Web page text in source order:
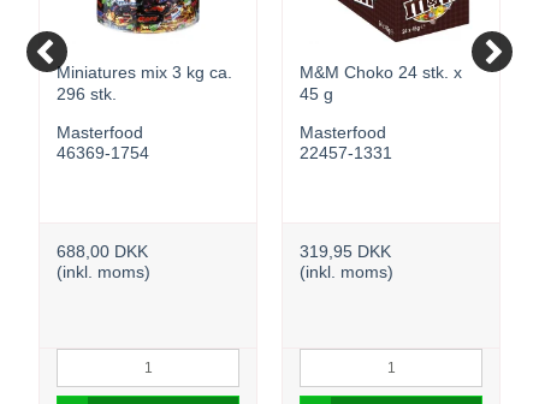
Miniatures mix 3 kg ca.
296 stk.
Masterfood
46369-1754
688,00 DKK
(inkl. moms)
M&M Choko 24 stk. x
45 g
Masterfood
22457-1331
319,95 DKK
(inkl. moms)